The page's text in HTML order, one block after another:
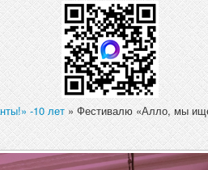
-10 лет» Фестивалю «Алло, мы